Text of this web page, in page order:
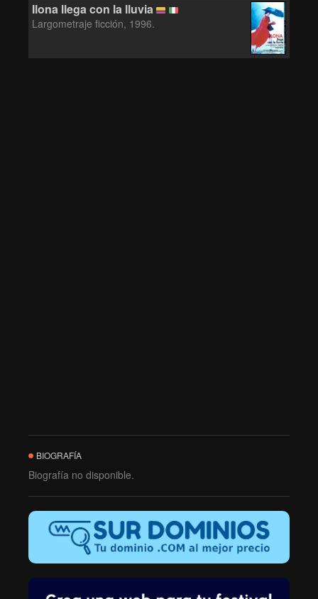
Ilona llega con la lluvia
Largometraje ficción, 1996.
BIOGRAFÍA
Biografía no disponible.